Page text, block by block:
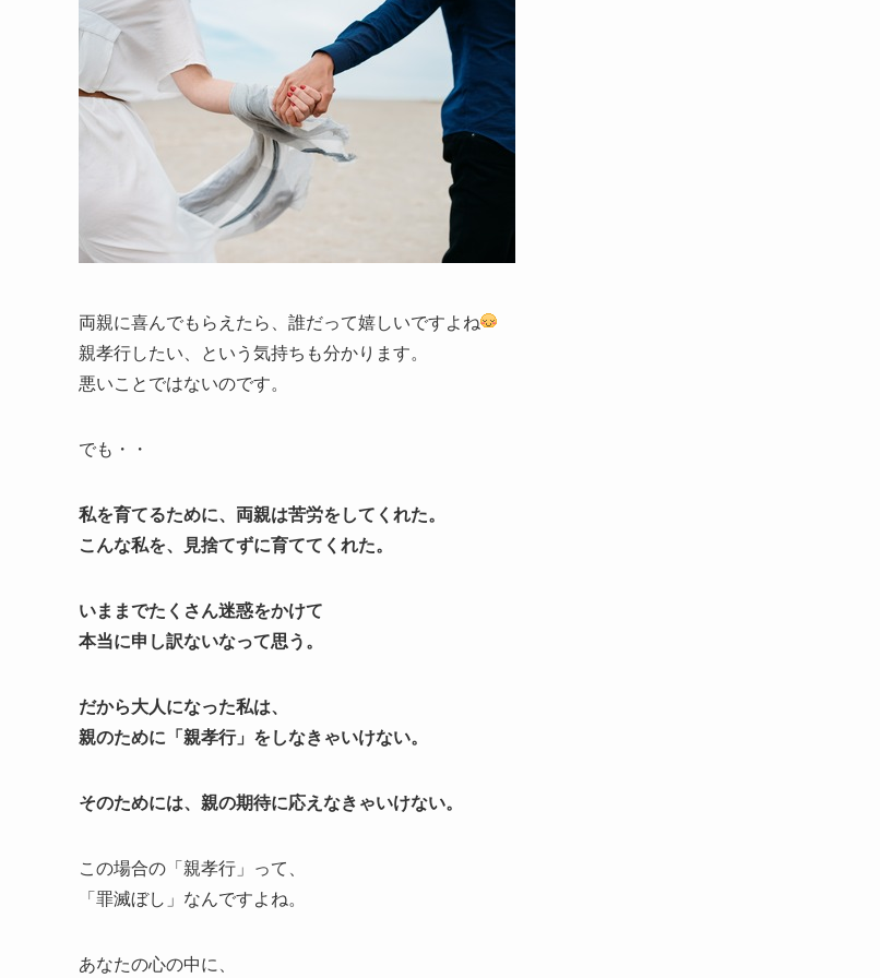
両親に喜んでもらえたら、誰だって嬉しいですよね
親孝行したい、という気持ちも分かります。
悪いことではないのです。
でも・・
私を育てるために、両親は苦労をしてくれた。
こんな私を、見捨てずに育ててくれた。
いままでたくさん迷惑をかけて
本当に申し訳ないなって思う。
だから大人になった私は、
親のために「親孝行」をしなきゃいけない。
そのためには、親の期待に応えなきゃいけない。
この場合の「親孝行」って、
「罪滅ぼし」なんですよね。
あなたの心の中に、